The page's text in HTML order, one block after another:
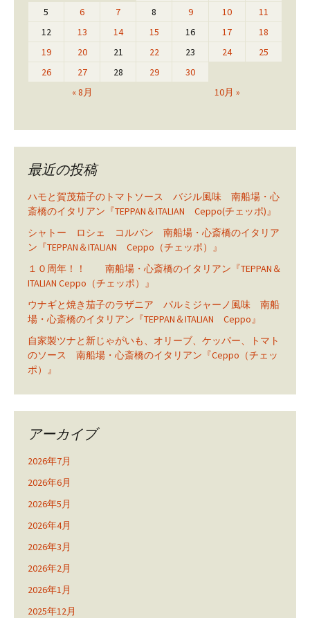
« 8月 10月 »
5
6 7 8 9 10
11
12
13 14 15 16 17
18
19
20 21 22 23 24
25
26
27 28 29 30
最近の投稿
ハモと賀茂茄子のトマトソース バジル風味 南船場・心
斎橋のイタリアン『TEPPAN＆ITALIAN Ceppo(チェッポ)』
シャトー ロシェ コルバン 南船場・心斎橋のイタリア
ン『TEPPAN＆ITALIAN Ceppo（チェッポ）』
１０周年！！ 南船場・心斎橋のイタリアン『TEPPAN＆
ITALIAN Ceppo（チェッポ）』
ウナギと焼き茄子のラザニア パルミジャーノ風味 南船
場・心斎橋のイタリアン『TEPPAN＆ITALIAN Ceppo』
自家製ツナと新じゃがいも、オリーブ、ケッパー、トマト
のソース 南船場・心斎橋のイタリアン『Ceppo（チェッ
ポ）』
アーカイブ
2026年7月
2026年6月
2026年5月
2026年4月
2026年3月
2026年2月
2026年1月
2025年12月